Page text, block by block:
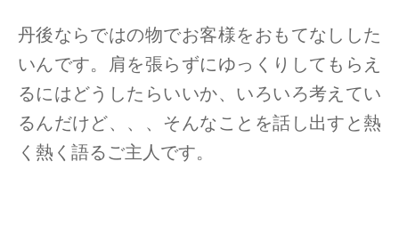
丹後ならではの物でお客様をおもてなしした
いんです。肩を張らずにゆっくりしてもらえ
るにはどうしたらいいか、いろいろ考えてい
るんだけど、、、そんなことを話し出すと熱
く熱く語るご主人です。